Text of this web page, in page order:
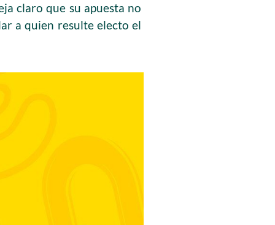
claro que su apuesta no
a quien resulte electo el